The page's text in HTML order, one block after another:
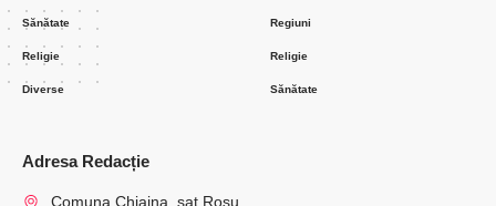
Sănătate
Religie
Diverse
Regiuni
Religie
Sănătate
Adresa Redacție
Comuna Chiajna, sat Rosu